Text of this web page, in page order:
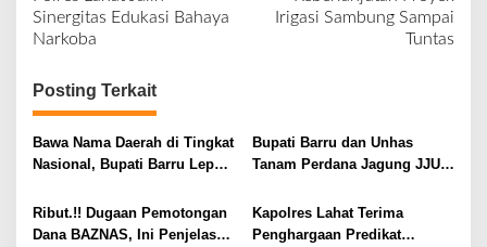
v
i
g
a
s
i
p
o
Sinergitas Edukasi Bahaya
Narkoba
Irigasi Sambung Sampai
Tuntas
Posting Terkait
Bawa Nama Daerah di Tingkat
Nasional, Bupati Barru Lepas
XII
Bupati Barru dan Unhas
Tanam Perdana Jagung JJUH,
dan Kesejahteraan Petani
Ribut.!! Dugaan Pemotongan
Dana BAZNAS, Ini Penjelasan
Kapolres Lahat Terima
Penghargaan Predikat